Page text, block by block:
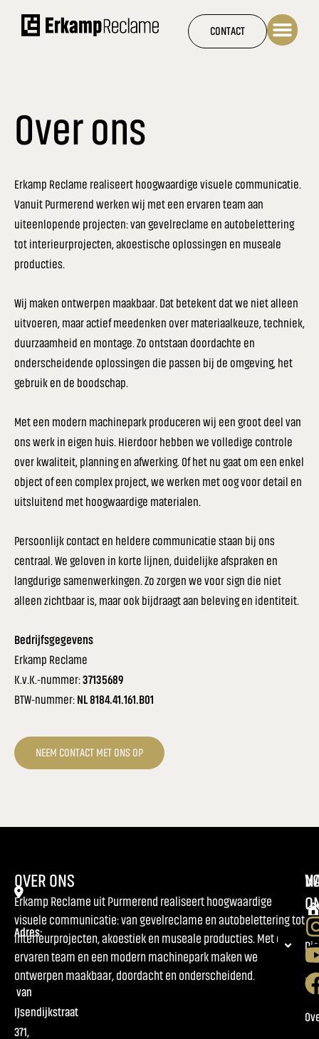
CONTACT
Over ons
Erkamp Reclame realiseert hoogwaardige visuele communicatie.
Vanuit Purmerend werken wij met een ervaren team aan
uiteenlopende projecten: van gevelreclame en autobelettering
tot interieurprojecten, akoestische oplossingen en museale
producties.
Wij maken ontwerpen maakbaar. Dat betekent dat we niet alleen
uitvoeren, maar actief meedenken over materiaalkeuze, techniek,
duurzaamheid en montage. Zo ontstaan doordachte en
onderscheidende oplossingen die passen bij de omgeving, het
gebruik en de boodschap.
Met een modern machinepark produceren wij een groot deel van
ons werk in eigen huis. Hierdoor hebben we volledige controle
over kwaliteit, planning en afwerking. Of het nu gaat om een enkel
object of een complex project, we werken met oog voor detail en
uitsluitend met hoogwaardige materialen.
Persoonlijk contact en heldere communicatie staan bij ons
centraal. We geloven in korte lijnen, duidelijke afspraken en
langdurige samenwerkingen. Zo zorgen we voor sign die niet
alleen zichtbaar is, maar ook bijdraagt aan beleving en identiteit.
Bedrijfsgegevens
Erkamp Reclame
K.v.K.-nummer:37135689
BTW-nummer: NL 8184.41.161.B01
NEEM CONTACT MET ONS OP
Adres:
van
IJsendijkstraat
371,
OVER ONS
Erkamp Reclame uit Purmerend realiseert hoogwaardige
visuele communicatie: van gevelreclame en autobelettering tot
interieurprojecten, akoestiek en museale producties. Met een
ervaren team en een modern machinepark maken we
ontwerpen maakbaar, doordacht en onderscheidend.